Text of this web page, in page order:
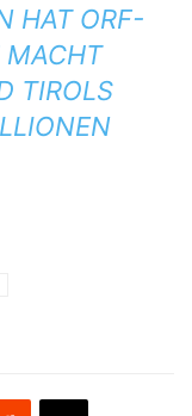
HAT ORF-
MACHT
TIROLS